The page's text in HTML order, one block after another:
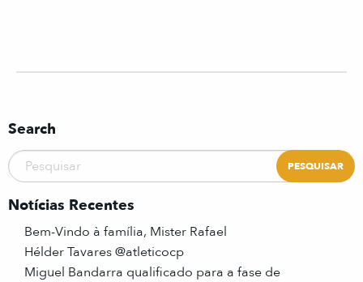
Search
Notícias Recentes
Bem-Vindo à família, Mister Rafael
Hélder Tavares @atleticocp
Miguel Bandarra qualificado para a fase de